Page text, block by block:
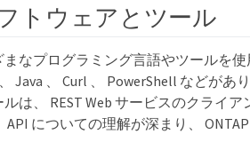
トウェアとツール
まなプログラミング言語やツールを
Java 、 Curl 、 PowerShell などがあ
は、 REST Web サービスのクライ
についての理解が深まり、